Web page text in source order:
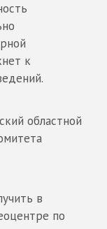
к
областной
в
по